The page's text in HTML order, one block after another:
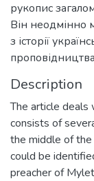
рукопис
Він неодмінно
з історії
Description
The article deals
consists of
the middle of
could be
preacher of